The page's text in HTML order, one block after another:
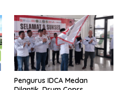
Pengurus IDCA Medan